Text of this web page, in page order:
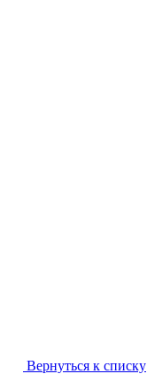
Вернуться к списку